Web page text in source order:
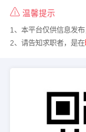
温馨提示
1、本平台仅供信息发
2、请告知求职者，是在